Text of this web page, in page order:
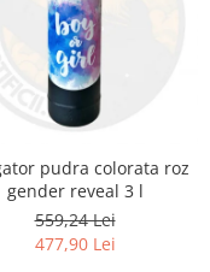
pudra colorata roz
gender reveal 3 l
559,24 Lei
477,90 Lei